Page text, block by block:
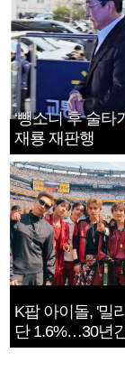
‘뺑소니 후 술타
재룡 재판행
K팝 아이돌, '밀
단 1.6%…30년
1182개팀 전수